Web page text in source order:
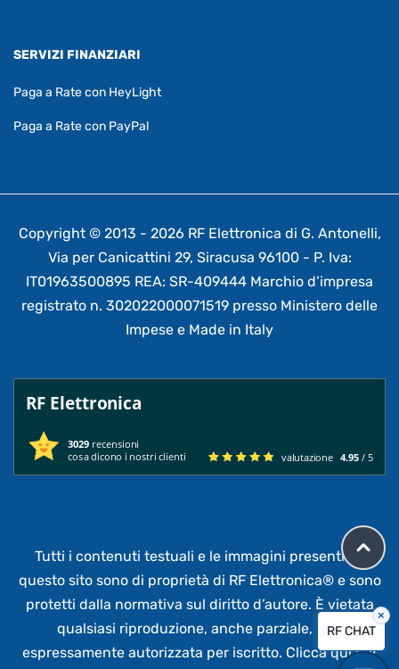
SERVIZI FINANZIARI
Paga a Rate con HeyLight
Paga a Rate con PayPal
Copyright © 2013 - 2026 RF Elettronica di G. Antonelli,
Via per Canicattini 29, Siracusa 96100 - P. Iva:
IT01963500895 REA: SR-409444 Marchio d’impresa
registrato n. 302022000071519 presso Ministero delle
Impese e Made in Italy
RF Elettronica
3029 recensioni
cosa dicono i nostri clienti
valutazione 4.95 / 5
Tutti i contenuti testuali e le immagini presenti su
questo sito sono di proprietà di RF Elettronica® e sono
protetti dalla normativa sul diritto d’autore. È vietata
qualsiasi riproduzione, anche parziale,
non
espressamente autorizzata per iscritto. Clicca qui per
RF CHAT
×